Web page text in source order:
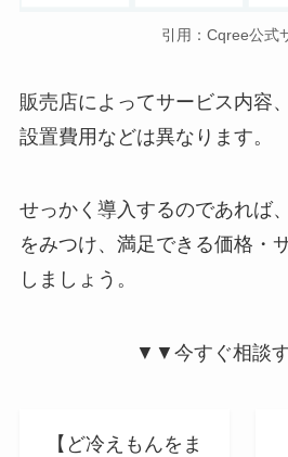
引用：Cqree公式
販売店によってサービス内容
設置費用などは異なります。
せっかく導入するのであれば
をみつけ、満足できる価格・
しましょう。
▼▼今すぐ相談
【ど冷えもんをま